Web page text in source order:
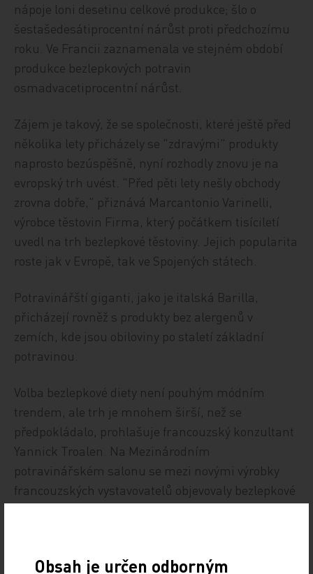
nápoje loni desetinu celkové produkce; šlo o
šestašedesátiprocentní nárůst proti předchozímu
roku. Ve Francii zaznamenala ve stejném období
produkce bezlepkových potravin
osmadvacetiprocentní nárůst.
Zájem je takový, že se společnosti, které ještě před
několika lety přicházely se "zdravými" produkty
naprosto bezúspěšně, nyní rozhodly znovu je na
evropský trh uvést. "Před pěti lety nešly obchody
zrovna dobře," přiznává Marcantonio Varinelli,
výrobce těstovin Firma, který počátkem tisíciletí
uvedl na trh bezlepkové těstoviny. Jejich popularita
roste jak v Evropě, tak ve Spojených státech.
Potravinářští giganti, jako je italská Barilla,
přicházejí rovněž s produkty bez alergenů v
zemích, kde jsou obiloviny po staletí základní
potravinou.
Volba bezlepkové diety není pouhým módním
trendem, ale trh je mnohem širší, než se
předpokládalo, prohlašuje francouzský konzultant
Yannick Troalen. Na Mezinárodním
potravinářském salonu se mezi novými výrobky
francouzských vystavovatelů objevovaly bezlepkové
sója.Obsah je určen odborným